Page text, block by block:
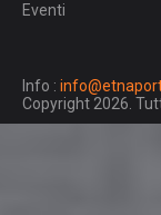
Eventi
Info :
Copyright 2026.